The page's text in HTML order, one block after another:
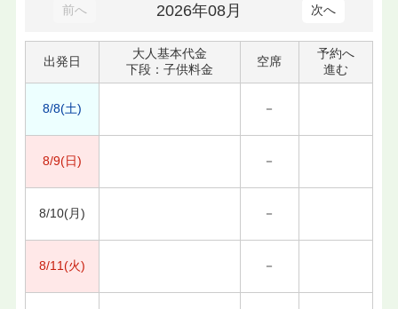
前へ 2026年08月 次へ
出発日
大人基本代金
下段：子供料金
空席
予約へ
進む
8/8(土) －
8/9(日) －
8/10(月) －
8/11(火) －